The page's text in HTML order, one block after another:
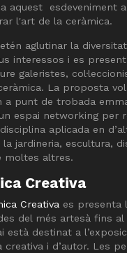
aquest esdeveniment
l'art de la ceràmica.
aglutinar la
interessos i es
galeristes,
La proposta vol
a punt de trobada
espai networking per
aplicada en
jardineria, escultura,
moltes altres.
Creativa
Creativa es presenta
del més artesà fins al
està destinat a
creativa i d’autor. Les